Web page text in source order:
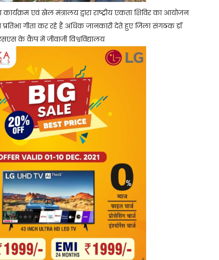
एवं खेल मंत्रालय द्वारा राष्ट्रीय एकता शिविर का आयोजन
गीता कर रहे हैं अधिक जानकारी देते हुए जिला संगठक डॉ
के कैंप में जीवाजी विश्वविद्यालय